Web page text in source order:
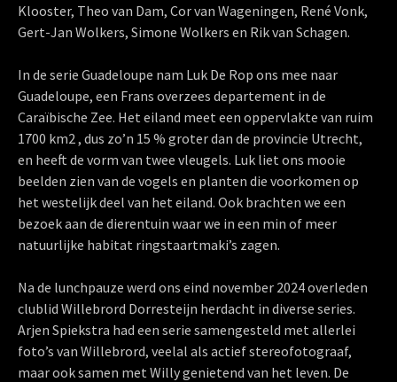
Klooster, Theo van Dam, Cor van Wageningen, René Vonk,
Gert-Jan Wolkers, Simone Wolkers en Rik van Schagen.
In de serie Guadeloupe nam Luk De Rop ons mee naar
Guadeloupe, een Frans overzees departement in de
Caraïbische Zee. Het eiland meet een oppervlakte van ruim
1700 km2 , dus zo’n 15 % groter dan de provincie Utrecht,
en heeft de vorm van twee vleugels. Luk liet ons mooie
beelden zien van de vogels en planten die voorkomen op
het westelijk deel van het eiland. Ook brachten we een
bezoek aan de dierentuin waar we in een min of meer
natuurlijke habitat ringstaartmaki’s zagen.
Na de lunchpauze werd ons eind november 2024 overleden
clublid Willebrord Dorresteijn herdacht in diverse series.
Arjen Spiekstra had een serie samengesteld met allerlei
foto’s van Willebrord, veelal als actief stereofotograaf,
maar ook samen met Willy genietend van het leven. De